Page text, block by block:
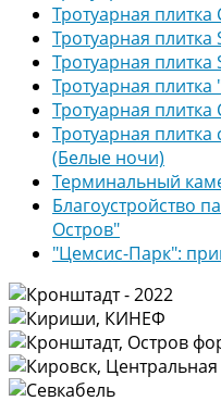
Тротуарная
Тротуарная
Тротуарная плитка
Тротуарная
Тротуарная
Тротуарная
(Белые ночи)
Терминальный
Благоустройство
Остров"
"Цемсис-Парк":